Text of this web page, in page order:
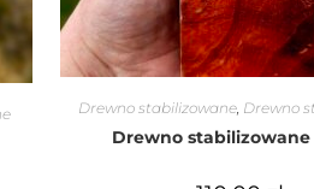
Drewno stabilizowane, Drewno
Drewno stabilizowane